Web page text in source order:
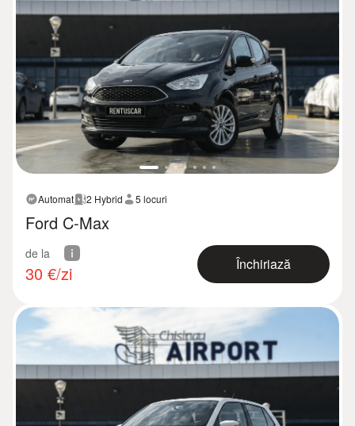
Automat 2 Hybrid 5 locuri
Ford C-Max
de la
30 €/zi Închiriază